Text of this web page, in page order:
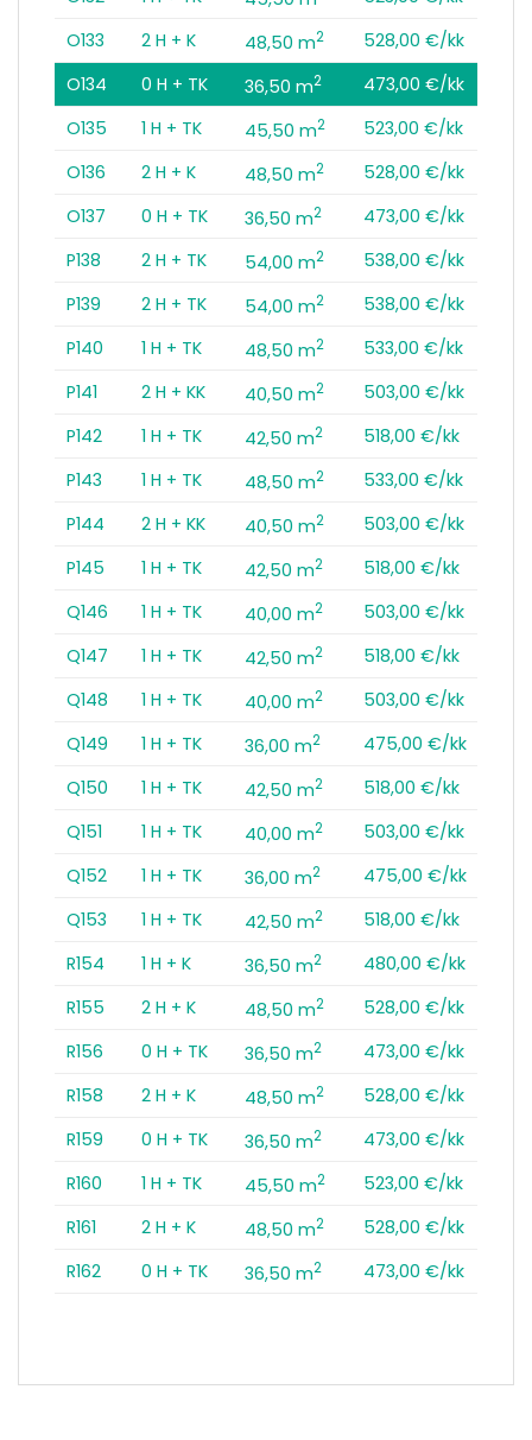
O133
2 H + K 48,50 m2
528,00 €/kk
O134
0 H + TK 36,50 m2
473,00 €/kk
O135
1 H + TK 45,50 m2
523,00 €/kk
O136
2 H + K 48,50 m2
528,00 €/kk
O137
0 H + TK 36,50 m2
473,00 €/kk
P138
2 H + TK 54,00 m2
538,00 €/kk
P139
2 H + TK 54,00 m2
538,00 €/kk
P140
1 H + TK 48,50 m2
533,00 €/kk
P141
2 H + KK 40,50 m2
503,00 €/kk
P142
1 H + TK 42,50 m2
518,00 €/kk
P143
1 H + TK 48,50 m2
533,00 €/kk
P144
2 H + KK 40,50 m2
503,00 €/kk
P145
1 H + TK 42,50 m2
518,00 €/kk
Q146
1 H + TK 40,00 m2
503,00 €/kk
Q147
1 H + TK 42,50 m2
518,00 €/kk
Q148
1 H + TK 40,00 m2
503,00 €/kk
Q149
1 H + TK 36,00 m2
475,00 €/kk
Q150
1 H + TK 42,50 m2
518,00 €/kk
Q151
1 H + TK 40,00 m2
503,00 €/kk
Q152
1 H + TK 36,00 m2
475,00 €/kk
Q153
1 H + TK 42,50 m2
518,00 €/kk
R154
1 H + K 36,50 m2
480,00 €/kk
R155
2 H + K 48,50 m2
528,00 €/kk
R156
0 H + TK 36,50 m2
473,00 €/kk
R158
2 H + K 48,50 m2
528,00 €/kk
R159
0 H + TK 36,50 m2
473,00 €/kk
R160
1 H + TK 45,50 m2
523,00 €/kk
R161
2 H + K 48,50 m2
528,00 €/kk
R162
0 H + TK 36,50 m2 473,00 €/kk